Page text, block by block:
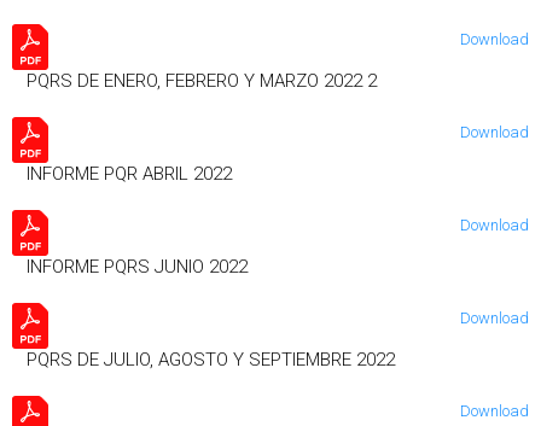
PQRS DE ENERO, FEBRERO Y MARZO 2022 2
Download
INFORME PQR ABRIL 2022
Download
INFORME PQRS JUNIO 2022
Download
PQRS DE JULIO, AGOSTO Y SEPTIEMBRE 2022
Download
Download